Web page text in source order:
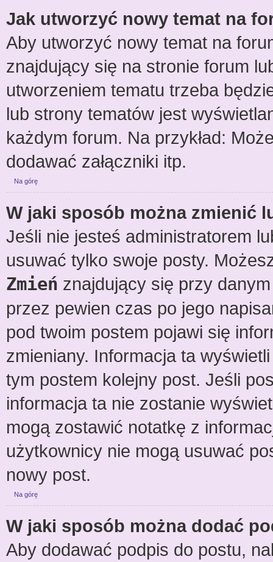
Jak utworzyć nowy temat na
Aby utworzyć nowy temat na
znajdujący się na stronie forum
utworzeniem tematu trzeba
lub strony tematów jest
każdym forum. Na przykład:
dodawać załączniki itp.
Na górę
W jaki sposób można zmienić
Jeśli nie jesteś administratorem
usuwać tylko swoje posty.
Zmień znajdujący się przy
przez pewien czas po jego
pod twoim postem pojawi się
zmieniany. Informacja ta
tym postem kolejny post. Jeśli
informacja ta nie zostanie
mogą zostawić notatkę z
użytkownicy nie mogą usuwać
nowy post.
Na górę
W jaki sposób można dodać
Aby dodawać podpis do postu,